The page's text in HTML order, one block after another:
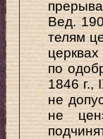
Вед.
телям
по
1846 г.,
не
не